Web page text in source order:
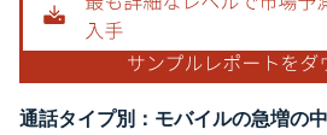
通話タイプ別：モバイルの急増の